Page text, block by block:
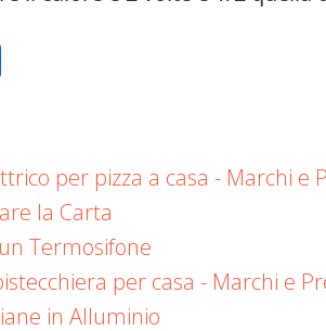
per pizza a casa - Marchi e
la Carta
Termosifone
per casa - Marchi e
in Alluminio